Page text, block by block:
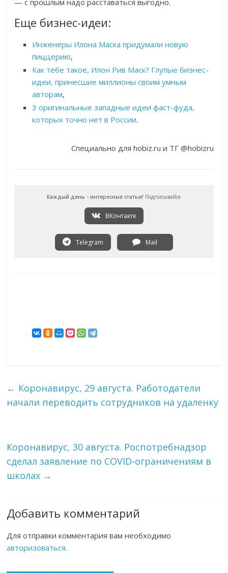
— с прошлым надо расставаться выгодно.
Еще бизнес-идеи:
Инженеры Илона Маска придумали новую
пиццерию,
Как тебе такое, Илон Рив Маск? Глупые бизнес-
идеи, принесшие миллионы своим умным
авторам,
3 оригинальные западные идеи фаст-фуда,
которых точно нет в России.
Специально для hobiz.ru и ТГ @hobizru
Каждый день - интересные статьи! Подписывайся
ВКонтакте
Telegram Mail
← Коронавирус, 29 августа. Работодатели
начали переводить сотрудников на удаленку
Коронавирус, 30 августа. Роспотребнадзор
сделал заявление по COVID-ограничениям в
школах →
Добавить комментарий
Для отправки комментария вам необходимо
авторизоваться.